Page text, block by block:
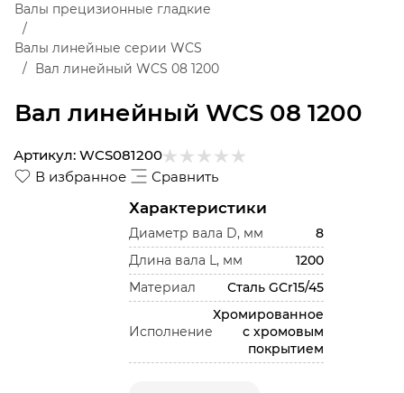
Вал линейный WCS 08 1200
Валы прецизионные гладкие
Валы линейные серии WCS
Вал линейный WCS 08 1200
В избранное Сравнить
Артикул: WCS081200
Характеристики
Диаметр вала D, мм
8
Длина вала L, мм
1200
Материал
Сталь GCr15/45
Исполнение
Хромированное
с хромовым
покрытием